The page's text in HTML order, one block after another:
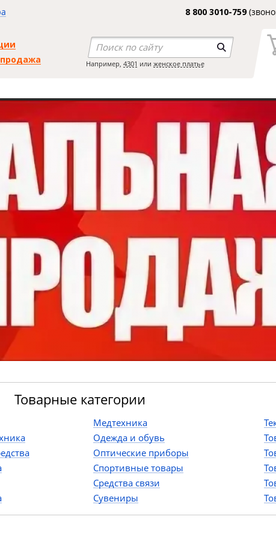
8 800 3010-759
Например, 4301 или женское платье
Товарные категории
Медтехника
Одежда и обувь
Оптические приборы
Спортивные товары
Средства связи
Сувениры